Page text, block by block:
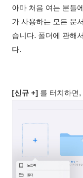
아마 처음 여는 분들
가 사용하는 모든 문
습니다. 폴더에 관해
다.
[신규 +] 를 터치하면